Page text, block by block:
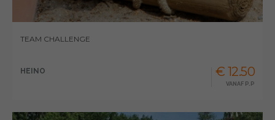
TEAM CHALLENGE
HEINO € 12.50
VANAF P.P